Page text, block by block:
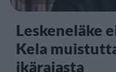
Leskeneläke
Kela
ikärajasta